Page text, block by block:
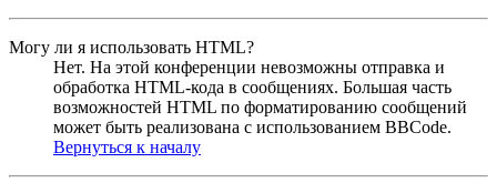
Могу ли я использовать HTML?
Нет. На этой конференции невозможны отправка и
обработка HTML-кода в сообщениях. Большая часть
возможностей HTML по форматированию сообщений
может быть реализована с использованием BBCode.
Вернуться к началу